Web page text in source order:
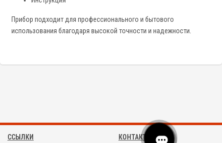
Прибор подходит для профессионального и бытового
использования благодаря высокой точности и надежности.
ССЫЛКИ КОНТАКТЫ